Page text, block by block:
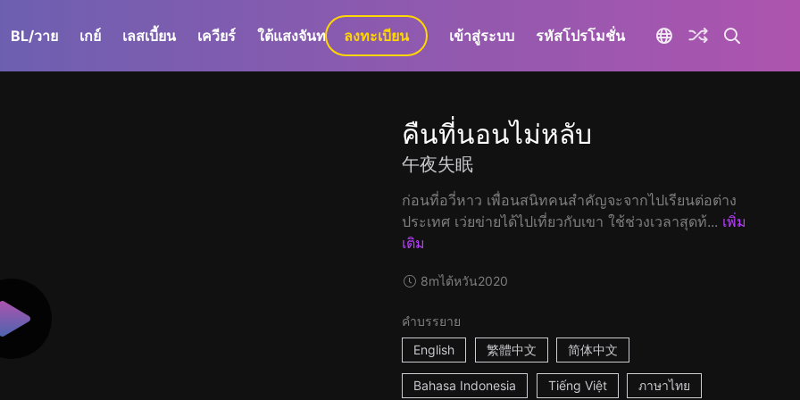
BL/วาย เกย์ เลสเบี้ยน เควียร์ ใต้แสงจันทร์ GaLa+
ลงทะเบียน เข้าสู่ระบบ รหัสโปรโมชั่น
คืนที่นอนไม่หลับ
午夜失眠
ก่อนที่อวี่หาว เพื่อนสนิทคนสำคัญจะจากไปเรียนต่อต่าง
ประเทศ เว่ยข่ายได้ไปเที่ยวกับเขา ใช้ช่วงเวลาสุดท้... เพิ่ม
เติม
8mไต้หวัน2020
คำบรรยาย
English
繁體中文 简体中文
Bahasa Indonesia Tiếng Việt ภาษาไทย